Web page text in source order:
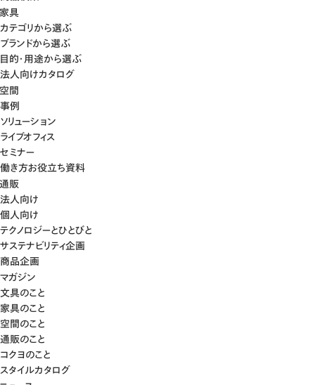
家具
カテゴリから選ぶ
ブランドから選ぶ
目的・用途から選ぶ
法人向けカタログ
空間
事例
ソリューション
ライブオフィス
セミナー
働き方お役立ち資料
通販
法人向け
個人向け
テクノロジーとひとびと
サステナビリティ企画
商品企画
マガジン
文具のこと
家具のこと
空間のこと
通販のこと
コクヨのこと
スタイルカタログ